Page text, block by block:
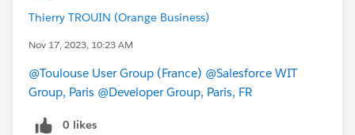
Thierry TROUIN (Orange Business)
Nov 17, 2023, 10:23 AM
@Toulouse User Group (France) @Salesforce WIT
Group, Paris @Developer Group, Paris, FR
0 likes